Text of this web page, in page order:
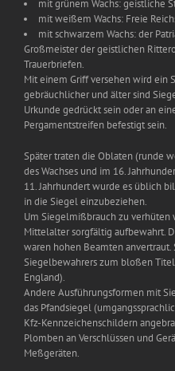
mit grünem Wachs: geistliche
mit weißem Wachs: Freie
mit schwarzem Wachs: der
Großmeister der geistlichen
Trauerbriefen.
Mit einem Griff versehen wird ein
gebräuchlicher und älter sind
Urkunde gedrückt sein oder an
Pergamentstreifen befestigt sein.
Später traten die Oblaten (runde
des Wachses und im 16.
11. Jahrhundert wurde es üblich
in die Siegel einzubeziehen.
Um Siegelmißbrauch zu
Mittelalter sorgfältig aufbewahrt.
waren hohen Beamten anvertraut.
Siegelbewahrers zum bloßen
England).
Andere Ausführungsformen mit
das Pfandsiegel
Kfz-Kennzeichenschildern
Plomben an Verschlüssen und
Meßgeräten.